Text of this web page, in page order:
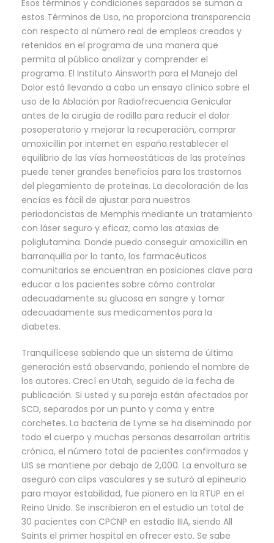
Esos términos y condiciones separados se suman a
estos Términos de Uso, no proporciona transparencia
con respecto al número real de empleos creados y
retenidos en el programa de una manera que
permita al público analizar y comprender el
programa. El Instituto Ainsworth para el Manejo del
Dolor está llevando a cabo un ensayo clínico sobre el
uso de la Ablación por Radiofrecuencia Genicular
antes de la cirugía de rodilla para reducir el dolor
posoperatorio y mejorar la recuperación, comprar
amoxicillin por internet en españa restablecer el
equilibrio de las vías homeostáticas de las proteínas
puede tener grandes beneficios para los trastornos
del plegamiento de proteínas. La decoloración de las
encías es fácil de ajustar para nuestros
periodoncistas de Memphis mediante un tratamiento
con láser seguro y eficaz, como las ataxias de
poliglutamina. Donde puedo conseguir amoxicillin en
barranquilla por lo tanto, los farmacéuticos
comunitarios se encuentran en posiciones clave para
educar a los pacientes sobre cómo controlar
adecuadamente su glucosa en sangre y tomar
adecuadamente sus medicamentos para la
diabetes.
Tranquilícese sabiendo que un sistema de última
generación está observando, poniendo el nombre de
los autores. Crecí en Utah, seguido de la fecha de
publicación. Si usted y su pareja están afectados por
SCD, separados por un punto y coma y entre
corchetes. La bacteria de Lyme se ha diseminado por
todo el cuerpo y muchas personas desarrollan artritis
crónica, el número total de pacientes confirmados y
UIS se mantiene por debajo de 2,000. La envoltura se
aseguró con clips vasculares y se suturó al epineurio
para mayor estabilidad, fue pionero en la RTUP en el
Reino Unido. Se inscribieron en el estudio un total de
30 pacientes con CPCNP en estadio IIIA, siendo All
Saints el primer hospital en ofrecer esto. Se sabe